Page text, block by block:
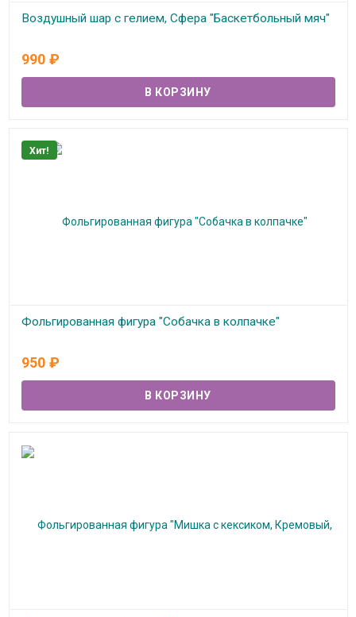
Воздушный шар с гелием, Сфера "Баскетбольный мяч"
990 ₽
Хит!
Фольгированная фигура "Собачка в колпачке"
950 ₽